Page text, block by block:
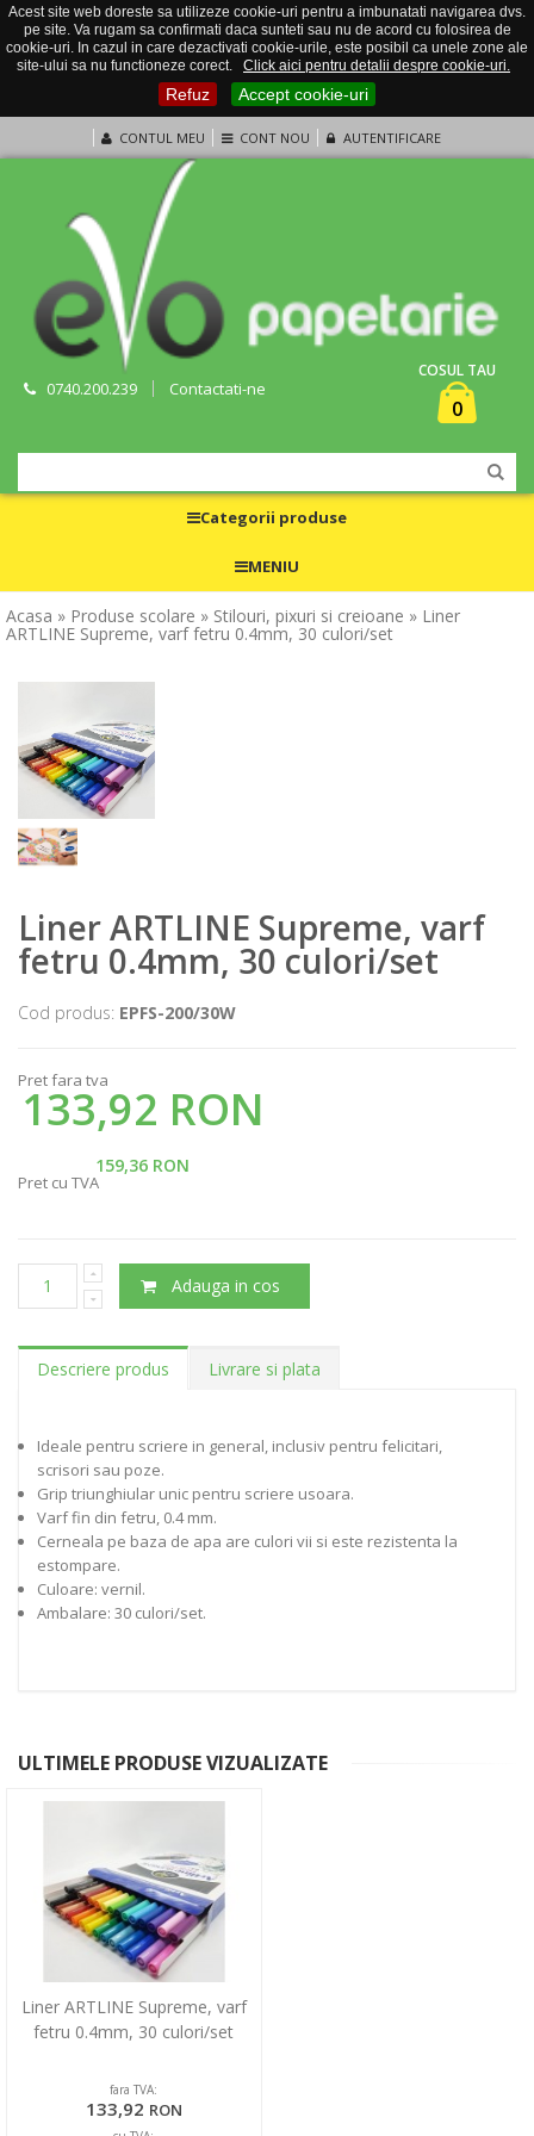
Acest site web doreste sa utilizeze cookie-uri pentru a imbunatati navigarea dvs.
pe site. Va rugam sa confirmati daca sunteti sau nu de acord cu folosirea de
cookie-uri. In cazul in care dezactivati cookie-urile, este posibil ca unele zone ale
site-ului sa nu functioneze corect.
Click aici pentru detalii despre cookie-uri.
Refuz Accept cookie-uri
CONTUL MEU CONT NOU AUTENTIFICARE
0740.200.239 Contactati-ne
COSUL TAU
0
Categorii produse
MENIU
Acasa » Produse scolare » Stilouri, pixuri si creioane » Liner
ARTLINE Supreme, varf fetru 0.4mm, 30 culori/set
Liner ARTLINE Supreme, varf
fetru 0.4mm, 30 culori/set
Cod produs: EPFS-200/30W
Pret fara tva
133,92 RON
159,36 RON
Pret cu TVA
Adauga in cos
Descriere produs Livrare si plata
Ideale pentru scriere in general, inclusiv pentru felicitari,
scrisori sau poze.
Grip triunghiular unic pentru scriere usoara.
Varf fin din fetru, 0.4 mm.
Cerneala pe baza de apa are culori vii si este rezistenta la
estompare.
Culoare: vernil.
Ambalare: 30 culori/set.
ULTIMELE PRODUSE VIZUALIZATE
Liner ARTLINE Supreme, varf
fetru 0.4mm, 30 culori/set
fara TVA:
133,92 RON